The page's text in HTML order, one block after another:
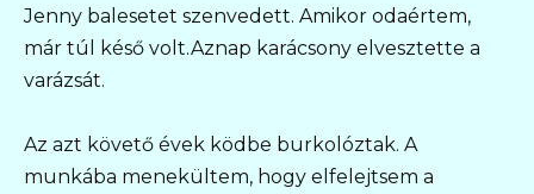
Jenny balesetet szenvedett. Amikor odaértem,
már túl késő volt.Aznap karácsony elvesztette a
varázsát.
Az azt követő évek ködbe burkolóztak. A
munkába menekültem, hogy elfelejtsem a